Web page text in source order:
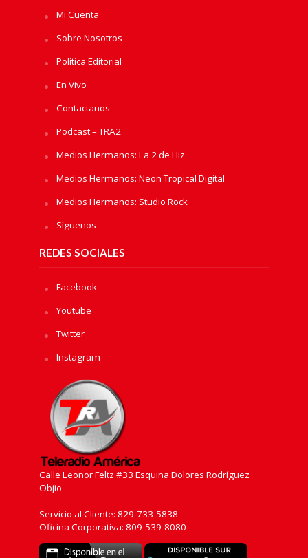
Mi Cuenta
Sobre Nosotros
Política Editorial
En Vivo
Contactanos
Podcast – TRA2
Medios Hermanos: La 2 de Hiz
Medios Hermanos: Neon Tropical Digital
Medios Hermanos: Studio Rock
Sìguenos
REDES SOCIALES
Facebook
Youtube
Twitter
Instagram
Calle Leonor Feltz #33 Esquina Dolores Rodríguez
Objio
Servicio al Cliente: 829-733-5838
Oficina Corporativa: 809-539-8080